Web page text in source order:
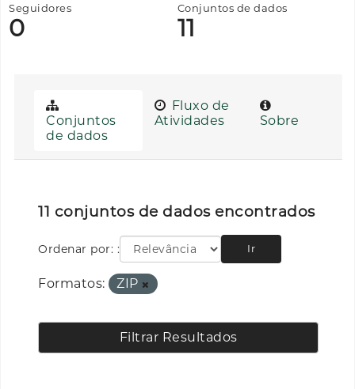
Seguidores
0
Conjuntos de dados
11
Conjuntos
de dados
Fluxo de
Atividades
Sobre
11 conjuntos de dados encontrados
Ordenar por: Ir
Formatos: ZIP
Filtrar Resultados